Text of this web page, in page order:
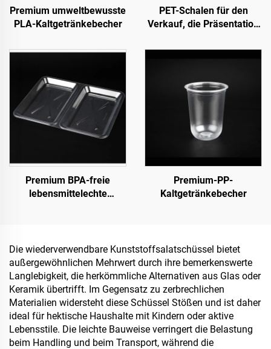
Premium umweltbewusste
PLA-Kaltgetränkebecher
PET-Schalen für den
Verkauf, die Präsentation
Frischeprodukten
Premium BPA-freie
lebensmittelechte
Premium-PP-
Kaltgetränkebecher
Die wiederverwendbare Kunststoffsalatschüssel bietet
außergewöhnlichen Mehrwert durch ihre bemerkenswerte
Langlebigkeit, die herkömmliche Alternativen aus Glas oder
Keramik übertrifft. Im Gegensatz zu zerbrechlichen
Materialien widersteht diese Schüssel Stößen und ist daher
ideal für hektische Haushalte mit Kindern oder aktive
Lebensstile. Die leichte Bauweise verringert die Belastung
beim Handling und beim Transport, während die